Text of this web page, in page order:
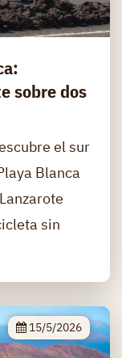
sobre dos
el sur
Blanca
sin
15/5/2026